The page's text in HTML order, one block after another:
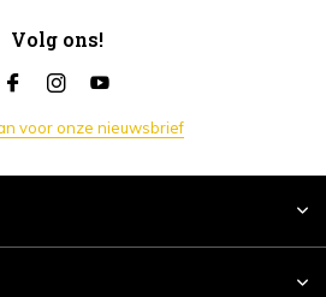
Volg ons!
voor onze nieuwsbrief